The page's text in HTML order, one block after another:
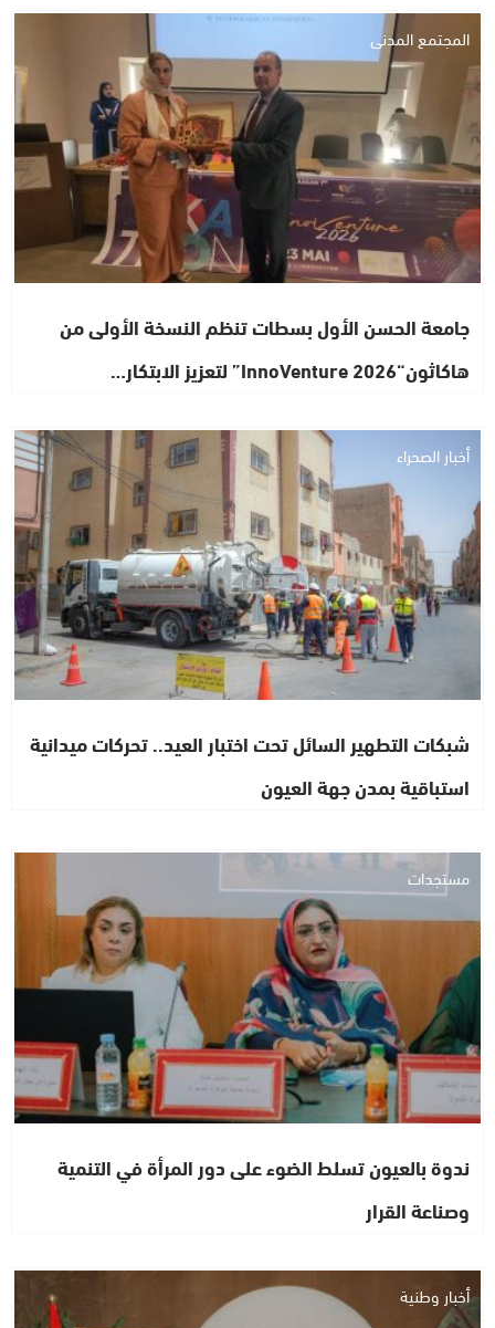
المجتمع المدني
جامعة الحسن الأول بسطات تنظم النسخة الأولى من
هاكاثون“InnoVenture 2026” لتعزيز الابتكار…
أخبار الصحراء
شبكات التطهير السائل تحت اختبار العيد.. تحركات ميدانية
استباقية بمدن جهة العيون
مستجدات
ندوة بالعيون تسلط الضوء على دور المرأة في التنمية
وصناعة القرار
أخبار وطنية